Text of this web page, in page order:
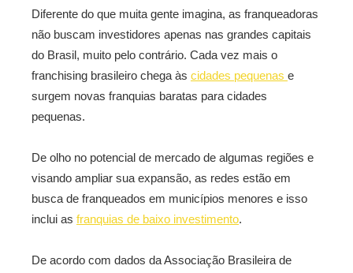
Diferente do que muita gente imagina, as franqueadoras
não buscam investidores apenas nas grandes capitais
do Brasil, muito pelo contrário. Cada vez mais o
franchising brasileiro chega às cidades pequenas e
surgem novas franquias baratas para cidades
pequenas.
De olho no potencial de mercado de algumas regiões e
visando ampliar sua expansão, as redes estão em
busca de franqueados em municípios menores e isso
inclui as franquias de baixo investimento.
De acordo com dados da Associação Brasileira de